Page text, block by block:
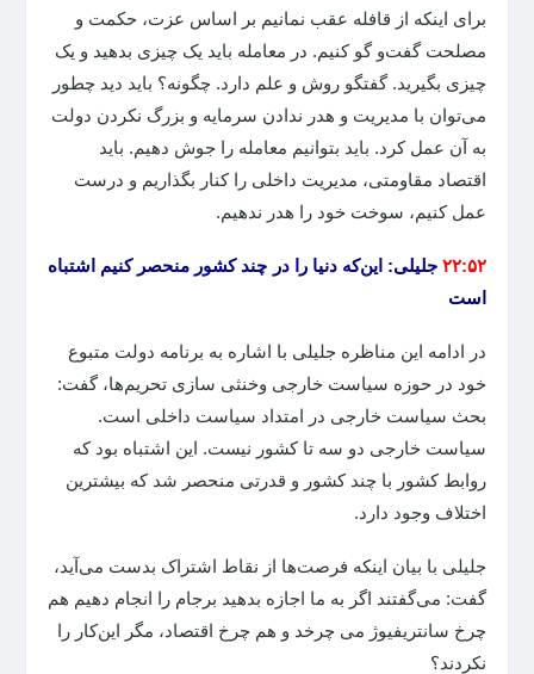
برای اینکه از قافله عقب نمانیم بر اساس عزت، حکمت و
مصلحت گفت‌و گو کنیم. در معامله باید یک چیزی بدهید و یک
چیزی بگیرید. گفتگو روش و علم دارد. چگونه؟ باید دید چطور
می‌توان با مدیریت و هدر ندادن سرمایه و بزرگ نکردن دولت
به آن عمل کرد. باید بتوانیم معامله را جوش دهیم. باید
اقتصاد مقاومتی، مدیریت داخلی را کنار بگذاریم و درست
عمل کنیم، سوخت خود را هدر ندهیم.
۲۲:۵۲ جلیلی: این‌که دنیا را در چند کشور منحصر کنیم اشتباه
است
در ادامه این مناظره جلیلی با اشاره به برنامه دولت متبوع
خود در حوزه سیاست خارجی وخنثی سازی تحریم‌ها، گفت:
بحث سیاست خارجی در امتداد سیاست داخلی است.
سیاست خارجی دو سه تا کشور نیست. این اشتباه بود که
روابط کشور با چند کشور و قدرتی منحصر شد که بیشترین
اختلاف وجود دارد.
جلیلی با بیان اینکه فرصت‌ها از نقاط اشتراک بدست می‌آید،
گفت: می‌گفتند اگر به ما اجازه بدهید برجام را انجام دهیم هم
چرخ سانتریفیوژ می چرخد و هم چرخ اقتصاد، مگر این‌کار را
نکردند؟